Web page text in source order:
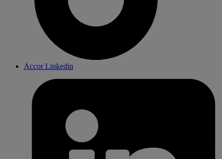
Accor Linkedin